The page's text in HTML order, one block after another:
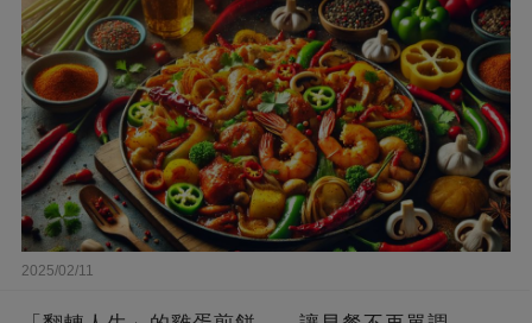
2025/02/11